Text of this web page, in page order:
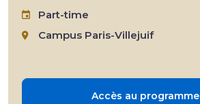
Part-time
Campus Paris-Villejuif
Accès au programme